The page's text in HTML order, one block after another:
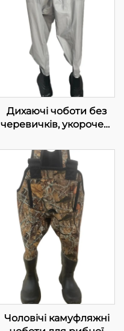
Дихаючі чоботи без
черевичків, укорочені
водонепроникні
штани для риболовлі
та полювання
Чоловічі камуфляжні